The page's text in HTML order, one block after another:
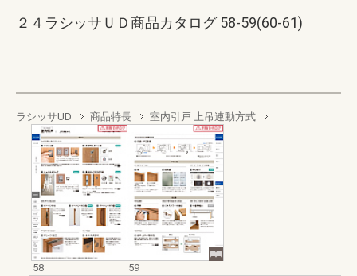
２４ラシッサＵＤ商品カタログ 58-59(60-61)
ラシッサUD 商品特長 室内引戸 上吊連動方式
58
59